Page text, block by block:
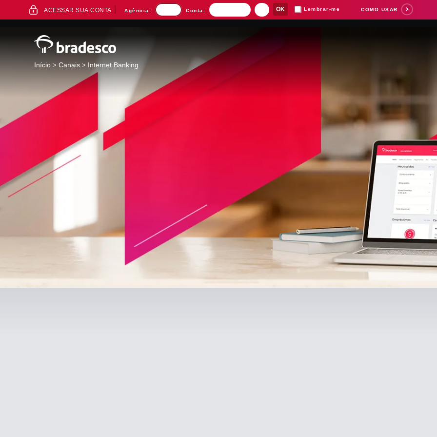
Mais buscados Suas buscas
Separamos para você
Início > Canais > Internet Banking
ACESSO
AO
BANKING
ACESSAR SUA CONTA Agência: Conta: Lembrar-me COMO USAR